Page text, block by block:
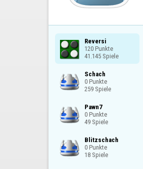
Reversi
120 Punkte
41.145 Spiele
Schach
0 Punkte
259 Spiele
Pawn7
0 Punkte
49 Spiele
Blitzschach
0 Punkte
18 Spiele